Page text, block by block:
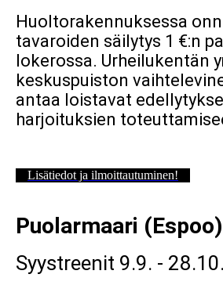
Huoltorakennuksessa
tavaroiden säilytys 1 €:n
lokerossa. Urheilukentän
keskuspuiston
antaa loistavat
harjoituksien
Lisätiedot ja ilmoittautuminen!
Puolarmaari (Espoo)
Syystreenit 9.9. -